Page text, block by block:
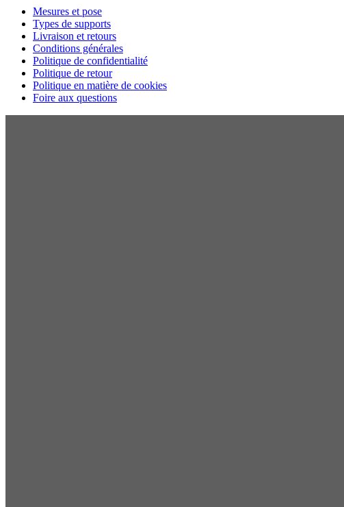
Mesures et pose
Types de supports
Livraison et retours
Conditions générales
Politique de confidentialité
Politique de retour
Politique en matière de cookies
Foire aux questions